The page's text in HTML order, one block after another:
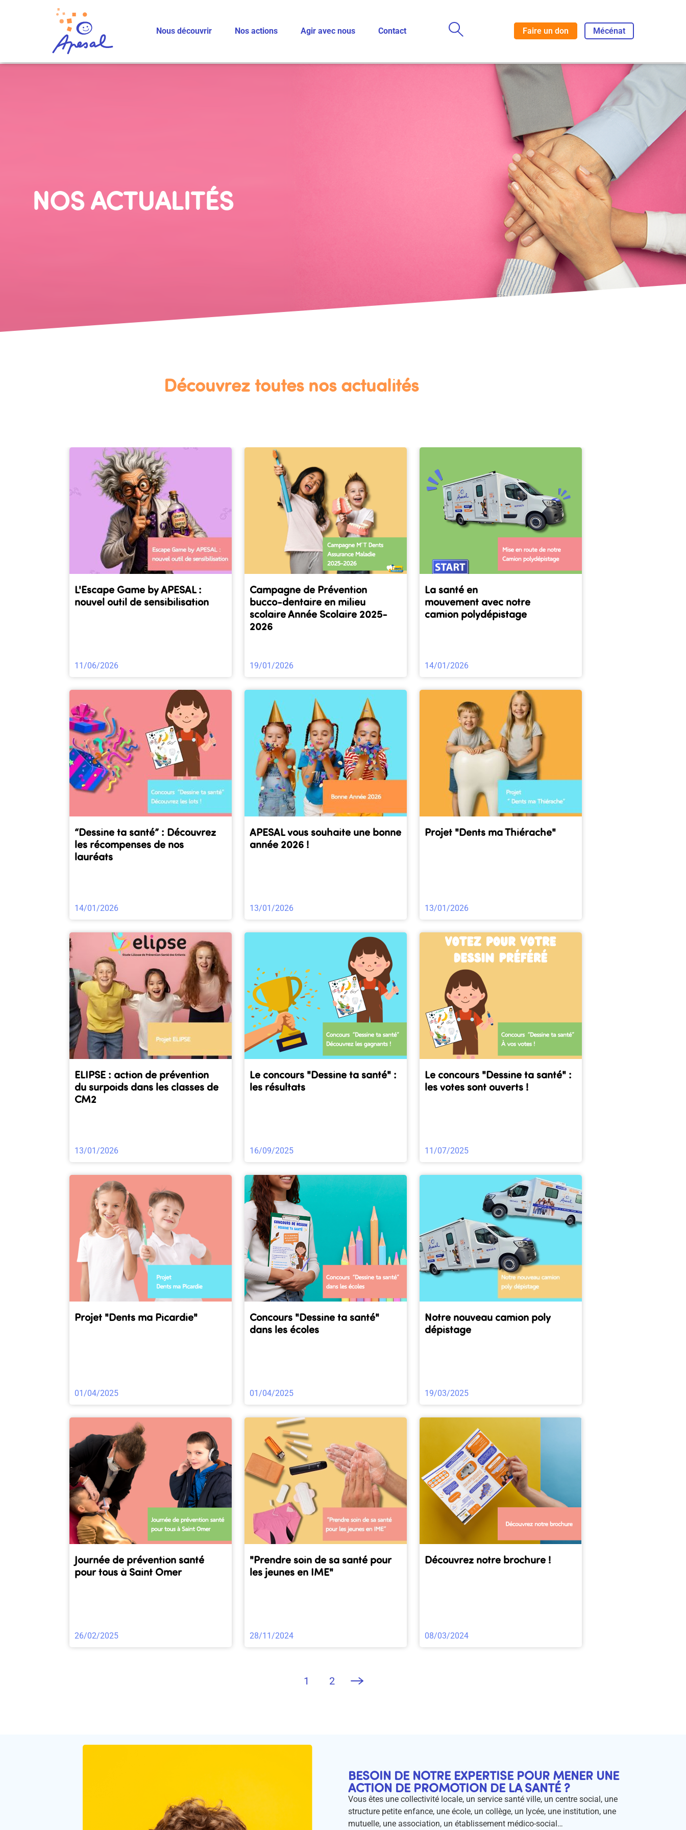
Nous découvrir Nos actions Agir avec nous Contact Faire un don Mécénat
NOS ACTUALITÉS
Découvrez toutes nos actualités
L'Escape Game by APESAL :
nouvel outil de sensibilisation
11/06/2026
Campagne de Prévention
bucco-dentaire en milieu
scolaire Année Scolaire 2025-
2026
19/01/2026
La santé en
mouvement avec notre
camion polydépistage
14/01/2026
“Dessine ta santé” : Découvrez
les récompenses de nos
lauréats
14/01/2026
APESAL vous souhaite une bonne
année 2026 !
13/01/2026
Projet "Dents ma Thiérache"
13/01/2026
ELIPSE : action de prévention
du surpoids dans les classes de
CM2
13/01/2026
Le concours "Dessine ta santé" :
les résultats
16/09/2025
Le concours "Dessine ta santé" :
les votes sont ouverts !
11/07/2025
Projet "Dents ma Picardie"
01/04/2025
Concours "Dessine ta santé"
dans les écoles
01/04/2025
Notre nouveau camion poly
dépistage
19/03/2025
Journée de prévention santé
pour tous à Saint Omer
26/02/2025
"Prendre soin de sa santé pour
les jeunes en IME"
28/11/2024
Découvrez notre brochure !
08/03/2024
1 2
BESOIN DE NOTRE EXPERTISE POUR MENER UNE
ACTION DE PROMOTION DE LA SANTÉ ?
Vous êtes une collectivité locale, un service santé ville, un centre social, une
structure petite enfance, une école, un collège, un lycée, une institution, une
mutuelle, une association, un établissement médico-social…